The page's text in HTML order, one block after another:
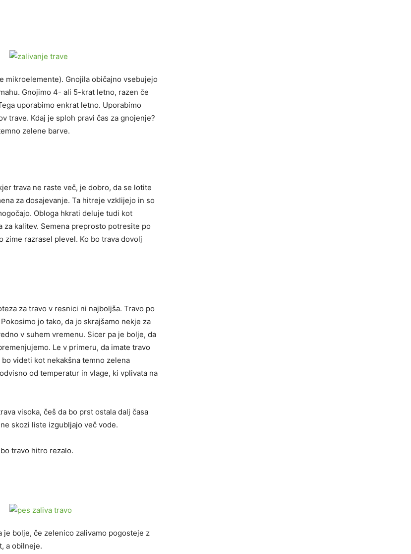
mikroelemente). Gnojila običajno vsebujejo
Gnojimo 4- ali 5-krat letno, razen če
uporabimo enkrat letno. Uporabimo
trave. Kdaj je sploh pravi čas za gnojenje?
zelene barve.
trava ne raste več, je dobro, da se lotite
za dosajevanje. Ta hitreje vzklijejo in so
Obloga hkrati deluje tudi kot
kalitev. Semena preprosto potresite po
razrasel plevel. Ko bo trava dovolj
za travo v resnici ni najboljša. Travo po
Pokosimo jo tako, da jo skrajšamo nekje za
v suhem vremenu. Sicer pa je bolje, da
Le v primeru, da imate travo
videti kot nekakšna temno zelena
od temperatur in vlage, ki vplivata na
visoka, češ da bo prst ostala dalj časa
skozi liste izgubljajo več vode.
bo travo hitro rezalo.
bolje, če zelenico zalivamo pogosteje z
a obilneje.